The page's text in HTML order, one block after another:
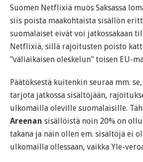
Suomen Netflixiä muös Saksassa
siis poista maakohtaista sisällön
suomalaiset eivät voi jatkossakaan
Netflixiä, sillä rajoitusten poisto
"väliaikaisen oleskelun" toisen EU-
Päätöksestä kuitenkin seuraa mm.
tarjota jatkossa sisältöjään,
ulkomailla oleville suomalaisille.
Areenan sisällöistä noin 20% on
takana ja näin ollen em. sisältöjä ei
ulkomailla ollessaan, vaikka Yle-